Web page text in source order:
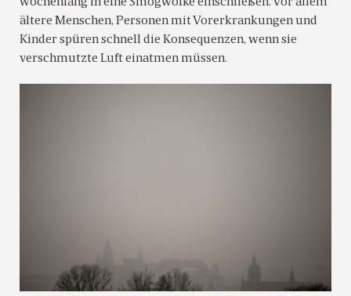
ältere Menschen, Personen mit Vorerkrankungen und
Kinder spüren schnell die Konsequenzen, wenn sie
verschmutzte Luft einatmen müssen.